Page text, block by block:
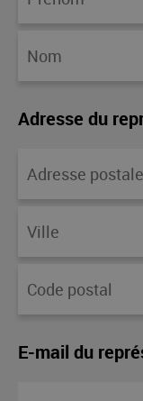
Adresse du
E-mail du